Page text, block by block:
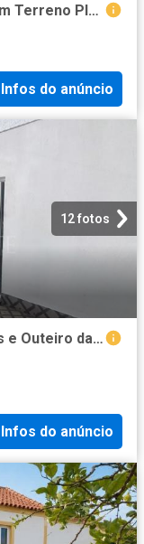
Refúgio no Campo: Casa Antiga com Terreno Plano e Eucaliptos
Infos do anúncio
12 fotos
Moradia V6 renovada em Campelos e Outeiro da cabeça, Torres Vedras
Infos do anúncio